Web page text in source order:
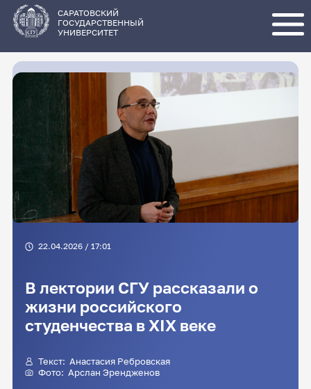
основному
содержанию
САРАТОВСКИЙ
ГОСУДАРСТВЕННЫЙ
УНИВЕРСИТЕТ
22.04.2026 / 17:01
В лектории СГУ рассказали о
жизни российского
студенчества в XIX веке
Текст: Анастасия Ребровская
Фото: Арслан Эрендженов